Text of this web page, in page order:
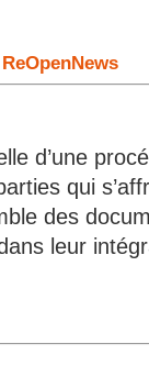
ReOpenNews
d’une
qui
des
leur